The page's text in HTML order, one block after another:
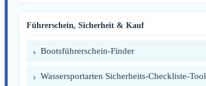
Führerschein, Sicherheit & Kauf
Bootsführerschein-Finder
Wassersportarten Sicherheits-Checkliste-Tool